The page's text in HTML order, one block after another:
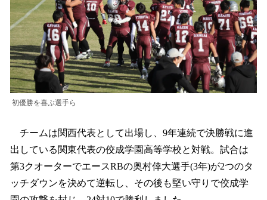
初優勝を喜ぶ選手ら
チームは関西代表として出場し、9年連続で決勝戦に進
出している関東代表の佼成学園高等学校と対戦。試合は
第3クオーターでエースRBの奥村倖大選手(3年)が2つのタ
ッチダウンを決めて逆転し、その後も堅い守りで佼成学